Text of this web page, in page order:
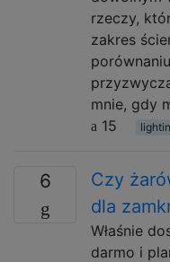
rzeczy,
zakres
mnie, gdy
15
6
Czy
dla
Właśnie
darmo i